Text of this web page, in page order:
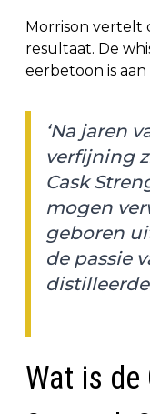
Morrison vertelt
resultaat. De
eerbetoon is
‘Na jaren
verfijning
Cask
mogen
geboren
de passie
Wat is de